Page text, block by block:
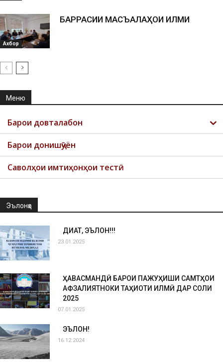
Ахбор
БАРРАСИИ МАСЪАЛАҲОИ ИЛМИ
Меню
Барои довталабон
Барои донишҷӯён
Саволҳои имтиҳонҳои тестӣ
Эълонҳо
ДИҚҚАТ, ЭЪЛОН!!!
23.01.2025
ҲАВАСМАНДӢ БАРОИ ПАЖУҲИШИ САМТҲОИ
АФЗАЛИЯТНОКИ ТАҲҚИҚОТИ ИЛМӢ ДАР СОЛИ
2025
07.01.2025
ЭЪЛОН!
16.12.2024